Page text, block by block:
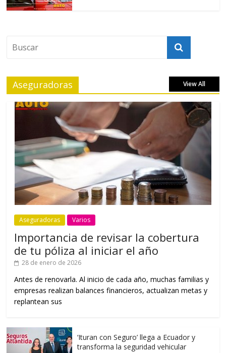
Aseguradoras View All
Aseguradoras Varios
Importancia de revisar la cobertura
de tu póliza al iniciar el año
28 de enero de 2026
Antes de renovarla. Al inicio de cada año, muchas familias y
empresas realizan balances financieros, actualizan metas y
replantean sus
‘Ituran con Seguro’ llega a Ecuador y
transforma la seguridad vehicular